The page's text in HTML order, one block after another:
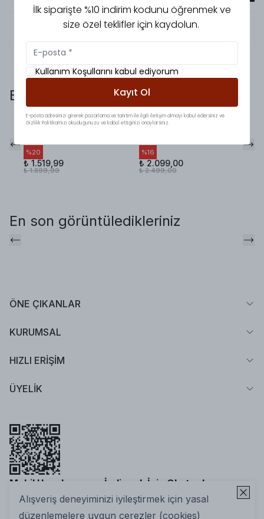
Alışveriş deneyiminizi iyileştirmek için yasal
düzenlemelere uygun çerezler (cookies)
5.0
Bunlara da baktınız mı?
Basic Cepli Kemerli
%20
₺ 1.519,99
₺ 1.899,99
Pinterest Vibe
%16
₺ 2.099,00
₺ 2.499,00
En son görüntüledikleriniz
ÖNE ÇIKANLAR
KURUMSAL
HIZLI ERİŞİM
ÜYELİK
Mobil Uygulamamızı İndirmek İçin Okutun!
İlk siparişte %10 indirim kodunu öğrenmek ve
size özel teklifler için kaydolun.
Kullanım Koşullarını kabul ediyorum
Kayıt Ol
E-posta adresinizi girerek pazarlama ve tanıtım ile ilgili iletişim almayı kabul edersiniz ve
Gizlilik Politikamızı okuduğunuzu ve kabul ettiğinizi onaylarsınız.